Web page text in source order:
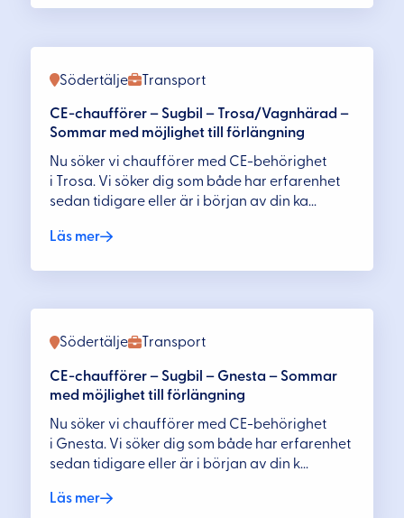
Transport
Södertälje
CE-chaufförer – Sugbil – Trosa/Vagnhärad –
Sommar med möjlighet till förlängning
Nu söker vi chaufförer med CE-behörighet
i Trosa. Vi söker dig som både har erfarenhet
sedan tidigare eller är i början av din ka...
Läs mer
Transport
Södertälje
CE-chaufförer – Sugbil – Gnesta – Sommar
med möjlighet till förlängning
Nu söker vi chaufförer med CE-behörighet
i Gnesta. Vi söker dig som både har erfarenhet
sedan tidigare eller är i början av din k...
Läs mer